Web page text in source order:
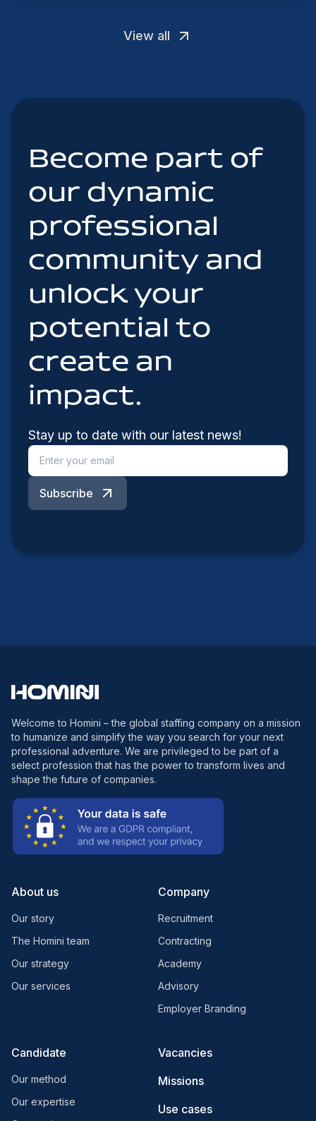
View all
Become part of
our dynamic
professional
community and
unlock your
potential to
create an
impact.
Stay up to date with our latest news!
Subscribe
Welcome to Homini – the global staffing company on a mission
to humanize and simplify the way you search for your next
professional adventure. We are privileged to be part of a
select profession that has the power to transform lives and
shape the future of companies.
About us
Our story
The Homini team
Our strategy
Our services
Company
Recruitment
Contracting
Academy
Advisory
Employer Branding
Candidate
Our method
Our expertise
Vacancies
Missions
Use cases